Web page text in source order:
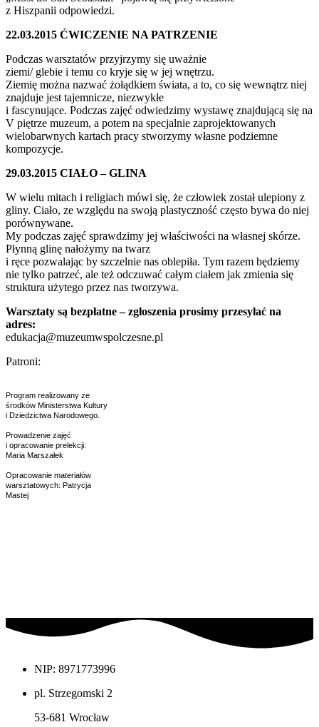
z Hiszpanii odpowiedzi.
22.03.2015 ĆWICZENIE NA PATRZENIE
Podczas warsztatów przyjrzymy się uważnie
ziemi/ glebie i temu co kryje się w jej wnętrzu.
Ziemię można nazwać żołądkiem świata, a to, co się wewnątrz niej
znajduje jest tajemnicze, niezwykłe
i fascynujące. Podczas zajęć odwiedzimy wystawę znajdującą się na
V piętrze muzeum, a potem na specjalnie zaprojektowanych
wielobarwnych kartach pracy stworzymy własne podziemne
kompozycje.
29.03.2015 CIAŁO – GLINA
W wielu mitach i religiach mówi się, że człowiek został ulepiony z
gliny. Ciało, ze względu na swoją plastyczność często bywa do niej
porównywane.
My podczas zajęć sprawdzimy jej właściwości na własnej skórze.
Płynną glinę nałożymy na twarz
i ręce pozwalając by szczelnie nas oblepiła. Tym razem będziemy
nie tylko patrzeć, ale też odczuwać całym ciałem jak zmienia się
struktura użytego przez nas tworzywa.
Warsztaty są bezpłatne – zgłoszenia prosimy przesyłać na
adres:
edukacja@muzeumwspolczesne.pl
Patroni:
Program realizowany ze
środków Ministerstwa Kultury
i Dziedzictwa Narodowego.
Prowadzenie zajęć
i opracowanie prelekcji:
Maria Marszałek
Opracowanie materiałów
warsztatowych: Patrycja
Mastej
NIP: 8971773996
pl. Strzegomski 2
53-681 Wrocław